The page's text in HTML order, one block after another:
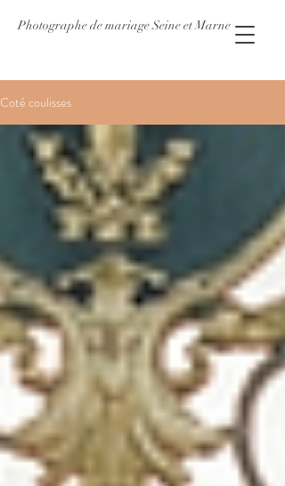
Photographe de mariage Seine et Marne
Coté coulisses